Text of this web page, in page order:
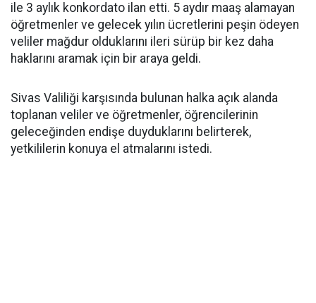
ile 3 aylık konkordato ilan etti. 5 aydır maaş alamayan
öğretmenler ve gelecek yılın ücretlerini peşin ödeyen
veliler mağdur olduklarını ileri sürüp bir kez daha
haklarını aramak için bir araya geldi.
Sivas Valiliği karşısında bulunan halka açık alanda
toplanan veliler ve öğretmenler, öğrencilerinin
geleceğinden endişe duyduklarını belirterek,
yetkililerin konuya el atmalarını istedi.